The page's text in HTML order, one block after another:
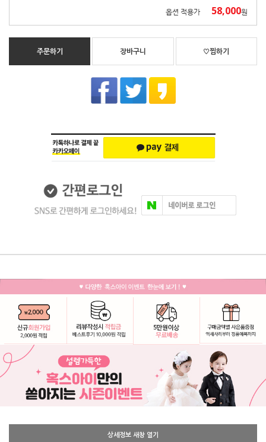
옵션 적용가 58,000원
주문하기 장바구니 ♡찜하기
상세정보 새창 열기